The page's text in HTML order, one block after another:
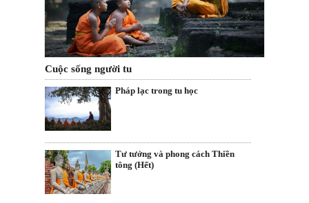
Cuộc sống người tu
Pháp lạc trong tu học
Tư tưởng và phong cách Thiền
tông (Hết)